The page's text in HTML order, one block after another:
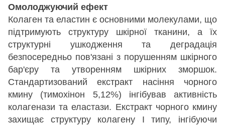
Омолоджуючий ефект
Колаген та еластин є основними молекулами, що
підтримують структуру шкірної тканини, а їх
структурні ушкодження та деградація
безпосередньо пов'язані з порушенням шкірного
бар'єру та утворенням шкірних зморшок.
Стандартизований екстракт насіння чорного
кмину (тимохінон 5,12%) інгібував активність
колагенази та еластази. Екстракт чорного кмину
захищає структуру колагену I типу, інгібуючи